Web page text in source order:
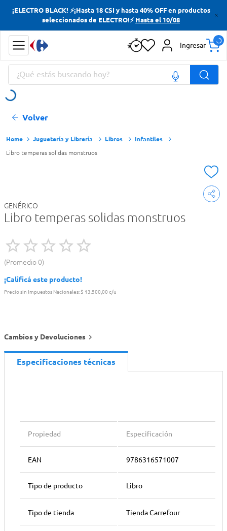
¡ELECTRO BLACK! ⚡¡Hasta 18 CSI y hasta 40% OFF en productos
seleccionados de ELECTRO!⚡ Hasta el 10/08
Ingresar
¿Qué estás buscando hoy?
Volver
Juguetería y Librería Libros Infantiles
Libro temperas solidas monstruos
GENÉRICO
Libro temperas solidas monstruos
Promedio 0
¡Calificá este producto!
Precio sin Impuestos Nacionales:$ 13.500,00 c/u
Cambios y Devoluciones
Especificaciones técnicas
Propiedad Especificación
EAN 9786316571007
Tipo de producto Libro
Tipo de tienda Tienda Carrefour
Términos más buscados
Yerba
Cerveza
Doves
Términos más buscados
Yerba
Cerveza
Doves
Papas Fritas